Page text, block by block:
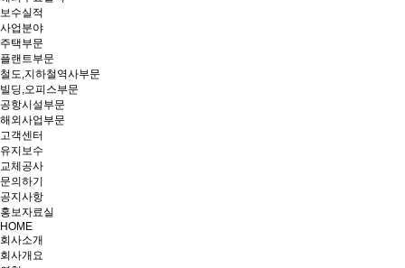
보수실적
사업분야
주택부문
플랜트부문
철도,지하철역사부문
빌딩,오피스부문
공항시설부문
해외사업부문
고객센터
유지보수
교체공사
문의하기
공지사항
홍보자료실
HOME
회사소개
회사개요